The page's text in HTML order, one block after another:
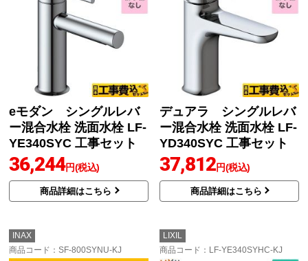
eモダン シングルレバ
ー混合水栓 洗面水栓 LF-
YE340SYC 工事セット
36,244円(税込)
商品詳細はこちら
デュアラ シングルレバ
ー混合水栓 洗面水栓 LF-
YD340SYC 工事セット
37,812円(税込)
商品詳細はこちら
INAX
商品コード ：SF-800SYNU-KJ
LIXIL
商品コード ：LF-YE340SYHC-KJ